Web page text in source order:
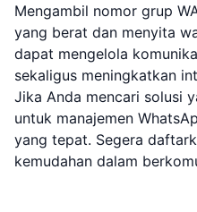
Mengambil nomor grup
yang berat dan menyita
dapat mengelola
sekaligus meningkatkan
Jika Anda mencari solusi
untuk manajemen
yang tepat. Segera
kemudahan dalam